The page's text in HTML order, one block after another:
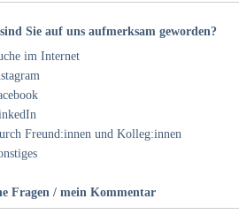
Sie auf uns aufmerksam geworden?
im Internet
Freund:innen und Kolleg:innen
Fragen / mein Kommentar